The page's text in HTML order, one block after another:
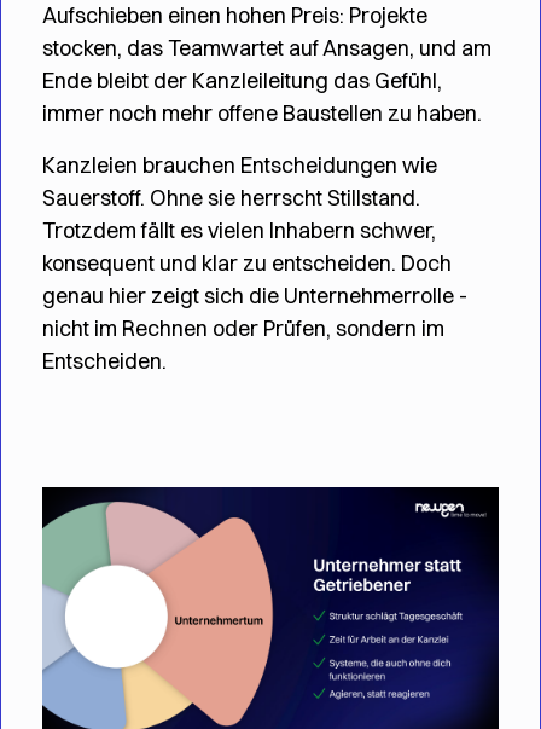
Aufschieben einen hohen Preis: Projekte
stocken, das Teamwartet auf Ansagen, und am
Ende bleibt der Kanzleileitung das Gefühl,
immer noch mehr offene Baustellen zu haben.
Kanzleien brauchen Entscheidungen wie
Sauerstoff. Ohne sie herrscht Stillstand.
Trotzdem fällt es vielen Inhabern schwer,
konsequent und klar zu entscheiden. Doch
genau hier zeigt sich die Unternehmerrolle -
nicht im Rechnen oder Prüfen, sondern im
Entscheiden.